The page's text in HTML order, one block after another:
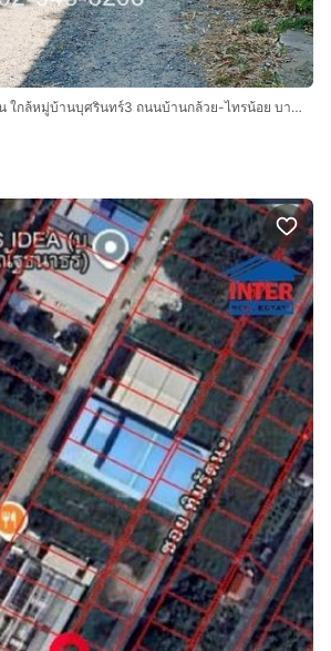
ที่ดินเปล่า 451 ตร.ว. ที่ดิน ใกล้หมู่บ้านบุศรินทร์3 ถนนบ้านกล้วย-ไทรน้อย บางบัวทอง นนทบุรี